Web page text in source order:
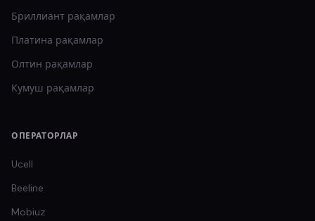
Бриллиант рақамлар
Платина рақамлар
Олтин рақамлар
Кумуш рақамлар
ОПЕРАТОРЛАР
Ucell
Beeline
Mobiuz